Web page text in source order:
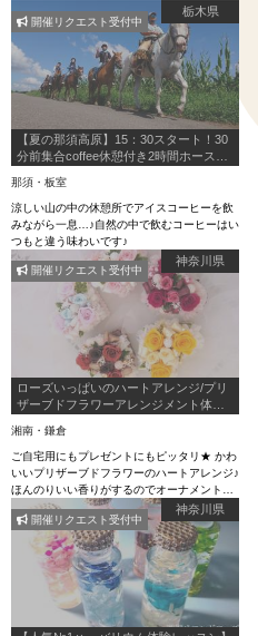
栃木県
【夏の那須高原】15：30スタート！30
分前集合coffee休憩付き2時間ホースト
那須・板室
涼しい山の中の休憩所でアイスコーヒーを飲
みながら一息…♪自然の中で飲むコーヒーはい
つもと違う味わいです♪
開催リクエスト受付中
神奈川県
ローズいっぱいのハートアレンジ/プリ
ザーブドフラワーアレンジメント体験
湘南・鎌倉
ご自宅用にもプレゼントにもピッタリ★ かわ
いいプリザーブドフラワーのハートアレンジ♪
ほんのりいい香りがするのでオーナメントに
も◎ 嬉しい無料のギフト用ラッピング付き
開催リクエスト受付中
神奈川県
開催リクエスト受付中